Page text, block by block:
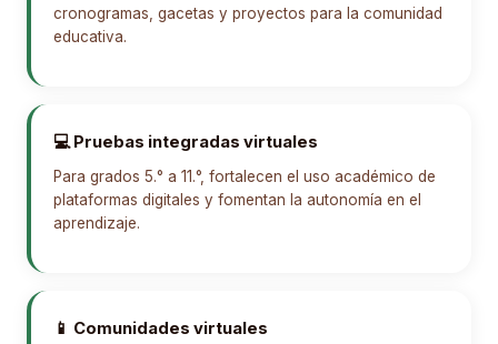
cronogramas, gacetas y proyectos para la comunidad
educativa.
💻 Pruebas integradas virtuales
Para grados 5.° a 11.°, fortalecen el uso académico de
plataformas digitales y fomentan la autonomía en el
aprendizaje.
📱 Comunidades virtuales